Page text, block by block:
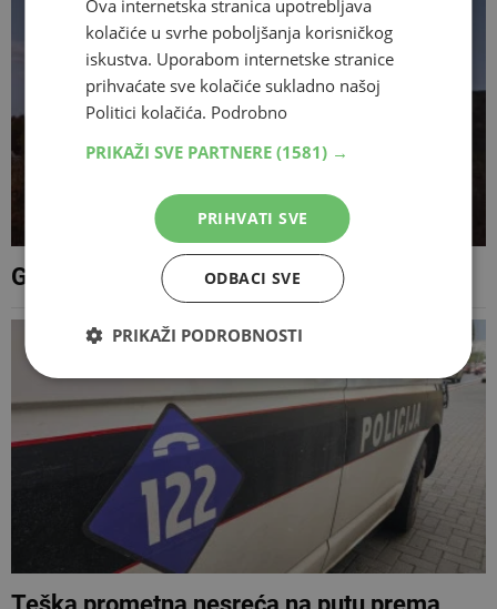
Grom izazvao požar iznad Popova polja
Ova internetska stranica upotrebljava
kolačiće u svrhe poboljšanja korisničkog
iskustva. Uporabom internetske stranice
prihvaćate sve kolačiće sukladno našoj
Politici kolačića. Podrobno
PRIKAŽI SVE PARTNERE (1581) →
PRIHVATI SVE
ODBACI SVE
PRIKAŽI PODROBNOSTI